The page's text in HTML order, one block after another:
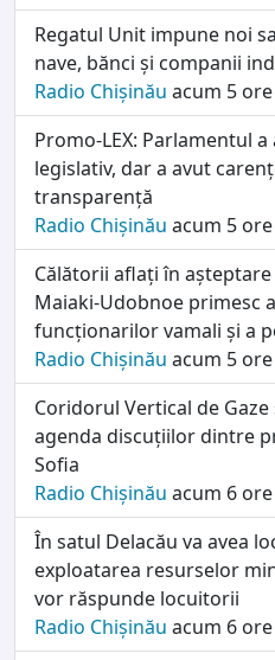
Regatul Unit impune noi
nave, bănci și companii
Radio Chișinău acum 5 ore
Promo-LEX: Parlamentul
legislativ, dar a avut
transparență
Radio Chișinău acum 5 ore
Călătorii aflați în
Maiaki-Udobnoe primesc
funcționarilor vamali și a
Radio Chișinău acum 5 ore
Coridorul Vertical de
agenda discuțiilor dintre
Sofia
Radio Chișinău acum 6 ore
În satul Delacău va avea
exploatarea resurselor
vor răspunde locuitorii
Radio Chișinău acum 6 ore